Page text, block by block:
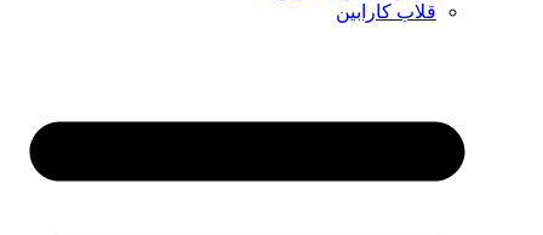
قلاب کارابین